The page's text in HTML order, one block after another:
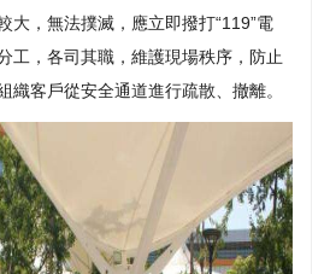
大，無法撲滅，應立即撥打“119”電
工，各司其職，維護現場秩序，防止
織客戶從安全通道進行疏散、撤離。